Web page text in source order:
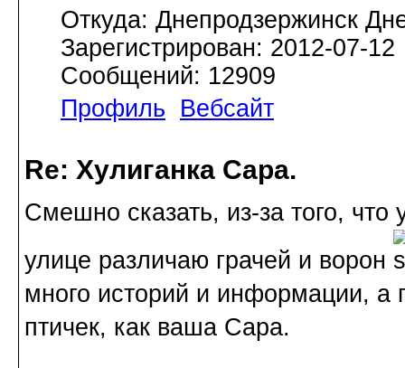
Откуда: Днепродзержинск
Зарегистрирован: 2012-07-12
Сообщений: 12909
Профиль
Вебсайт
Re: Хулиганка Сара.
Смешно сказать, из-за того,
улице различаю грачей и ворон
много историй и информации, а
птичек, как ваша Сара.